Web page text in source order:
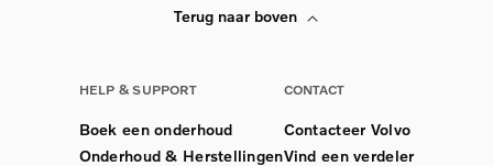
Terug naar boven
HELP & SUPPORT
Boek een onderhoud
Onderhoud & Herstellingen
CONTACT
Contacteer Volvo
Vind een verdeler